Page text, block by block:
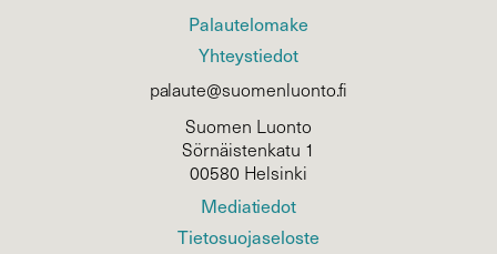
Palautelomake
Yhteystiedot
palaute@suomenluonto.fi
Suomen Luonto
Sörnäistenkatu 1
00580 Helsinki
Mediatiedot
Tietosuojaseloste